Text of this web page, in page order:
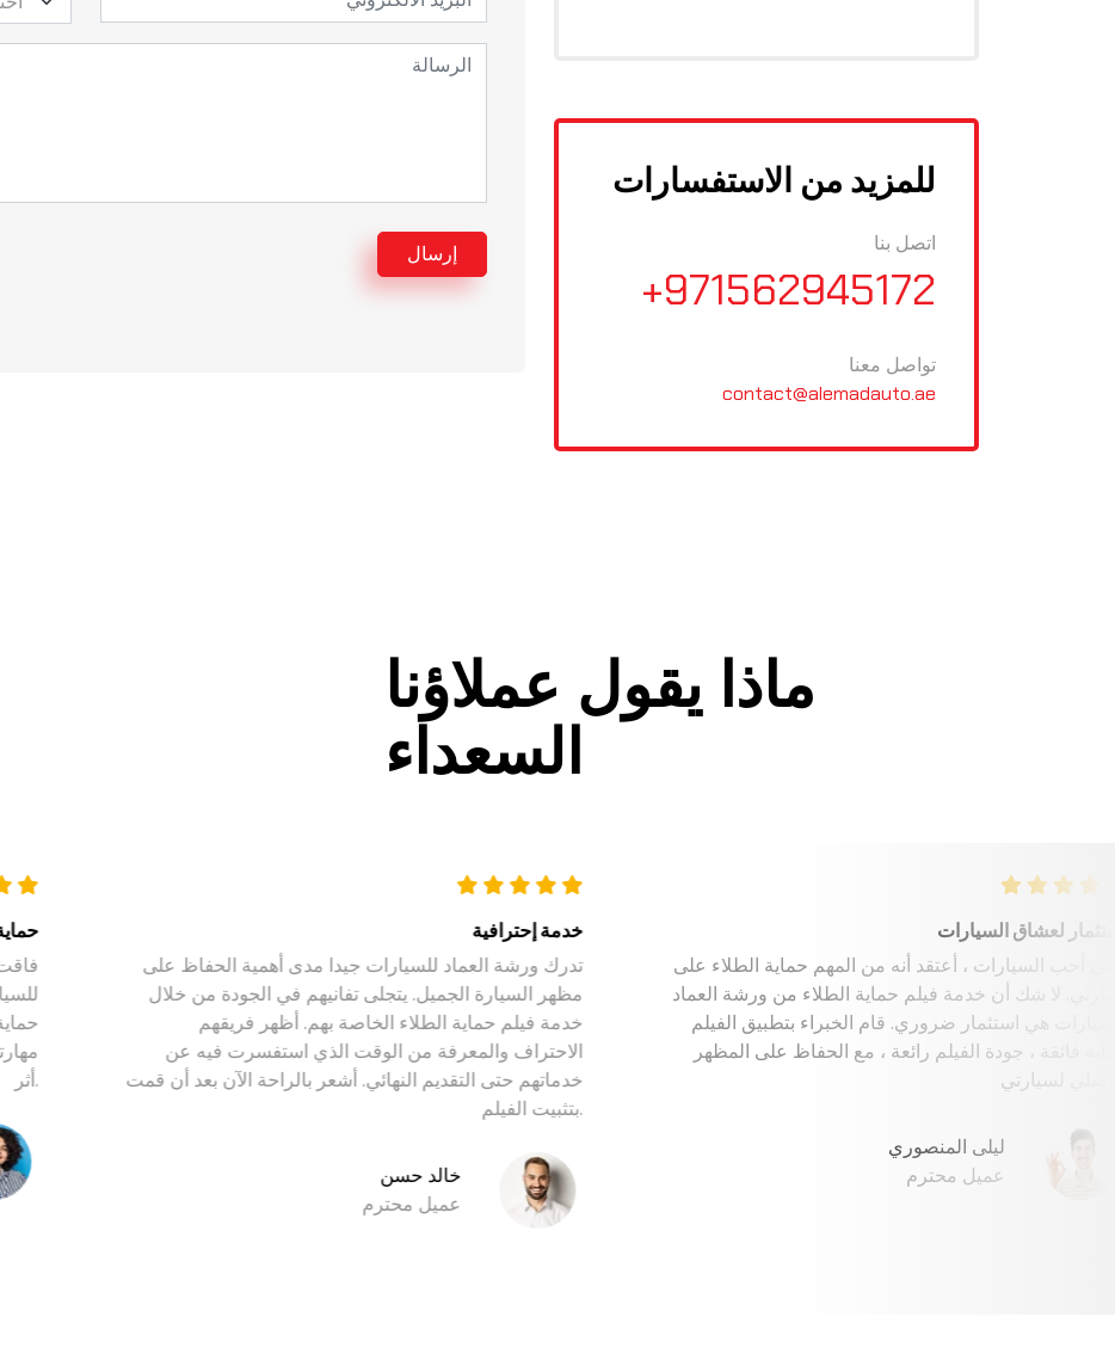
للمزيد من الاستفسارات
اتصل بنا
+971562945172
تواصل معنا
contact@alemadauto.ae
إرسال
ماذا يقول عملاؤنا
السعداء
خدمة إحترافية
تدرك ورشة العماد للسيارات جيدا مدى أهمية الحفاظ على
مظهر السيارة الجميل. يتجلى تفانيهم في الجودة من خلال
خدمة فيلم حماية الطلاء الخاصة بهم. أظهر فريقهم
الاحتراف والمعرفة من الوقت الذي استفسرت فيه عن
خدماتهم حتى التقديم النهائي. أشعر بالراحة الآن بعد أن قمت
بتثبيت الفيلم.
خالد حسن
عميل محترم
استثمار لعشاق السيارات
لأنني أحب السيارات ، أعتقد أنه من المهم حماية الطلاء على
سيارتي. لا شك أن خدمة فيلم حماية الطلاء من ورشة العماد
للسيارات هي استثمار ضروري. قام الخبراء بتطبيق الفيلم
بعناية فائقة ، جودة الفيلم رائعة ، مع الحفاظ على المظهر
ليلى المنصوري
عميل محترم